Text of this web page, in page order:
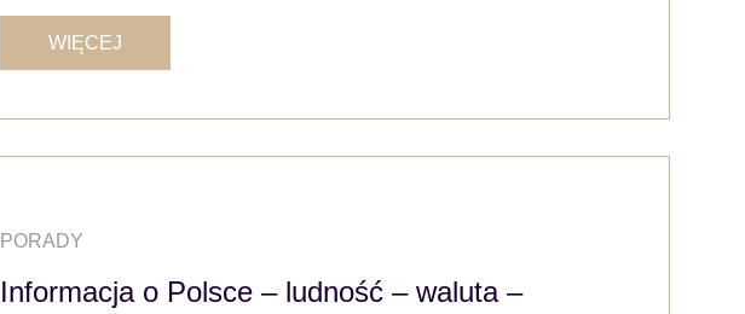
WIĘCEJ
PORADY
Informacja o Polsce – ludność – waluta –